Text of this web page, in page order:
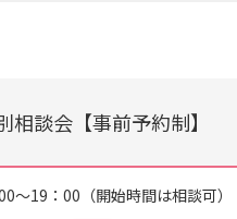
談会【事前予約制】
～19：00（開始時間は相談可）